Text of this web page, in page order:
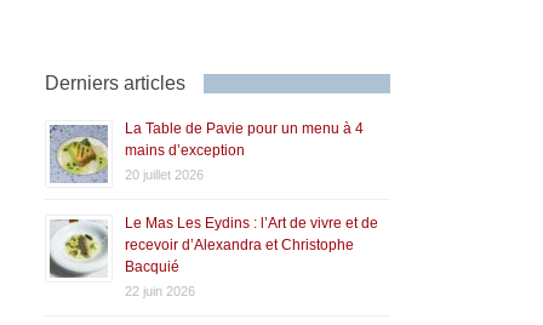
Derniers articles
La Table de Pavie pour un menu à 4
mains d’exception
20 juillet 2026
Le Mas Les Eydins : l’Art de vivre et de
recevoir d’Alexandra et Christophe
Bacquié
22 juin 2026